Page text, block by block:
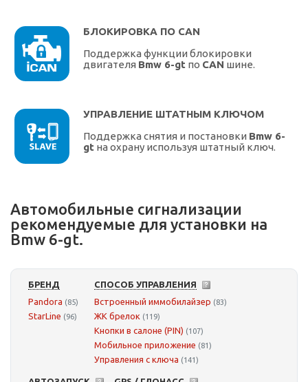
БЛОКИРОВКА ПО CAN
Поддержка функции блокировки
двигателя Bmw 6-gt по CAN шине.
УПРАВЛЕНИЕ ШТАТНЫМ КЛЮЧОМ
Поддержка снятия и постановки Bmw 6-
gt на охрану используя штатный ключ.
Автомобильные сигнализации
рекомендуемые для установки на
Bmw 6-gt.
БРЕНД
Pandora (85)
StarLine (96)
СПОСОБ УПРАВЛЕНИЯ
Встроенный иммобилайзер (83)
ЖК брелок (119)
Кнопки в салоне (PIN) (107)
Мобильное приложение (81)
Управления с ключа (141)